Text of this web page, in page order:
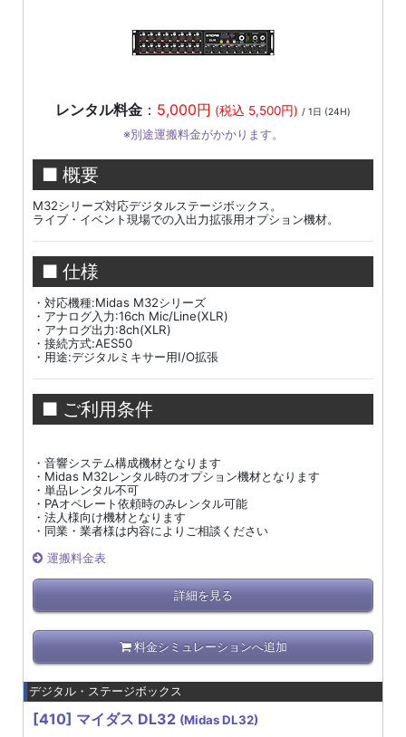
レンタル料金 ： 5,000円 (税込 5,500円) / 1日 (24H)
※別途運搬料金がかかります。
■ 概要
M32シリーズ対応デジタルステージボックス。
ライブ・イベント現場での入出力拡張用オプション機材。
■ 仕様
・対応機種:Midas M32シリーズ
・アナログ入力:16ch Mic/Line(XLR)
・アナログ出力:8ch(XLR)
・接続方式:AES50
・用途:デジタルミキサー用I/O拡張
■ ご利用条件
・音響システム構成機材となります
・Midas M32レンタル時のオプション機材となります
・単品レンタル不可
・PAオペレート依頼時のみレンタル可能
・法人様向け機材となります
・同業・業者様は内容によりご相談ください
運搬料金表
詳細を見る
料金シミュレーションへ追加
デジタル・ステージボックス
[410] マイダス DL32 (Midas DL32)